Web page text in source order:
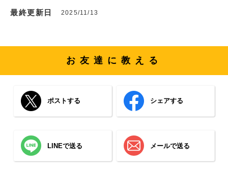
最終更新日 2025/11/13
お友達に教える
ポストする シェアする
LINEで送る メールで送る